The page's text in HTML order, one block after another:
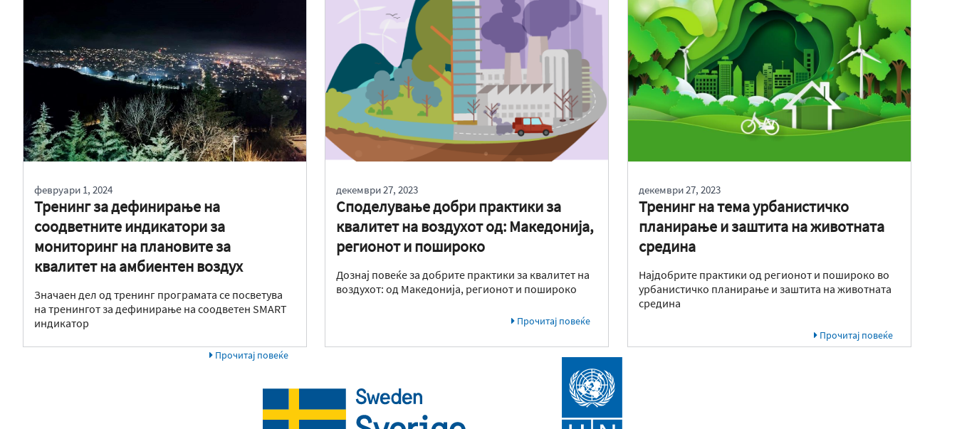
февруари 1, 2024
Тренинг за дефинирање на
соодветните индикатори за
мониторинг на плановите за
квалитет на амбиентен воздух
Значаен дел од тренинг програмата се посветува
на тренингот за дефинирање на соодветен SMART
индикатор
Прочитај повеќе
декември 27, 2023
Споделување добри практики за
квалитет на воздухот од: Македонија,
регионот и пошироко
Дознај повеќе за добрите практики за квалитет на
воздухот: од Македонија, регионот и пошироко
Прочитај повеќе
декември 27, 2023
Тренинг на тема урбанистичко
планирање и заштита на животната
средина
Најдобрите практики од регионот и пошироко во
урбанистичко планирање и заштита на животната
средина
Прочитај повеќе